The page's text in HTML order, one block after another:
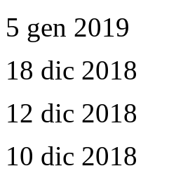
5 gen 2019
18 dic 2018
12 dic 2018
10 dic 2018